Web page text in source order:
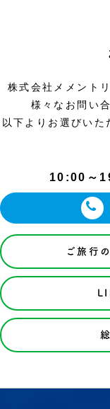
株式会社メメント
様々なお問い
以下よりお選びい
10:00～
ご旅行